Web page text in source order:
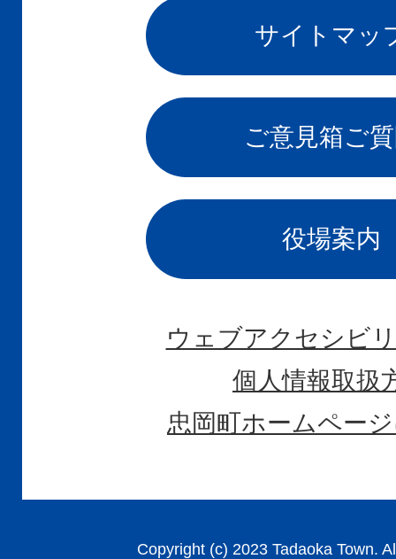
サイトマッ
ご意見箱ご
役場案内
ウェブアクセシビ
個人情報取扱
忠岡町ホームペー
Copyright (c) 2023 Tadaoka Town.